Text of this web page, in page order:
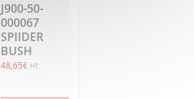
J900-50-
000067
SPIIDER
BUSH
48,65€ HT